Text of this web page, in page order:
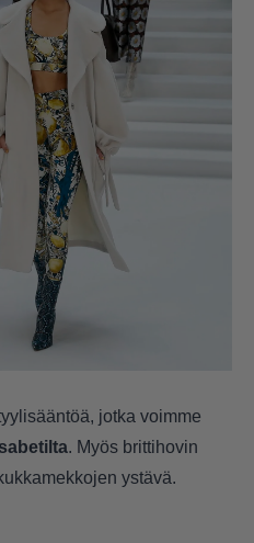
jotka voimme
. Myös brittihovin
ystävä.